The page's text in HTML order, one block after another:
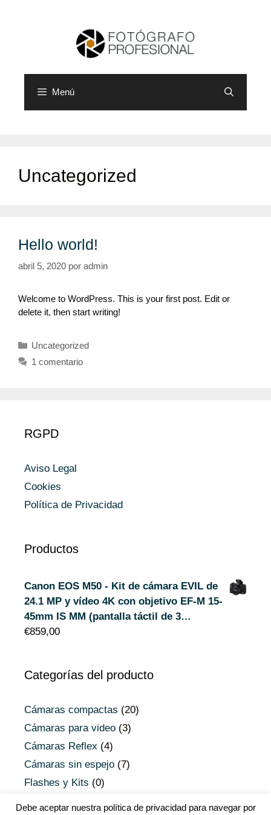
Menú
Uncategorized
Hello world!
abril 5, 2020 por admin
Welcome to WordPress. This is your first post. Edit or
delete it, then start writing!
Categorías
Uncategorized
1 comentario
RGPD
Aviso Legal
Cookies
Política de Privacidad
Productos
Canon EOS M50 - Kit de cámara EVIL de
24.1 MP y vídeo 4K con objetivo EF-M 15-
45mm IS MM (pantalla táctil de 3…
€859,00
Categorías del producto
Cámaras compactas (20)
Cámaras para video (3)
Cámaras Reflex (4)
Cámaras sin espejo (7)
Flashes y Kits (0)
Debe aceptar nuestra política de privacidad para navegar por